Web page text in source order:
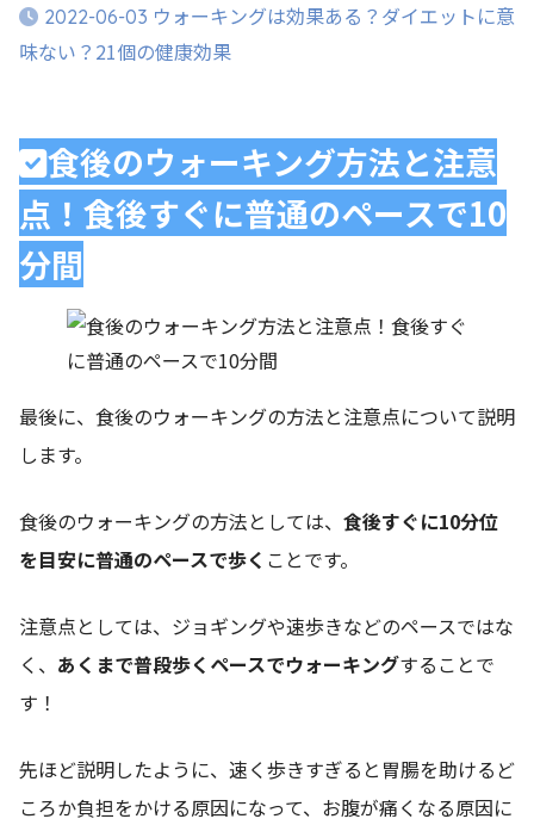
2022-06-03 ウォーキングは効果ある？ダイエットに意
味ない？21個の健康効果
食後のウォーキング方法と注意
点！食後すぐに普通のペースで10
分間
最後に、食後のウォーキングの方法と注意点について説明
します。
食後のウォーキングの方法としては、 食後すぐに10分位
を目安に普通のペースで歩く ことです。
注意点としては、ジョギングや速歩きなどのペースではな
く、 あくまで普段歩くペースでウォーキングすることで
す！
先ほど説明したように、速く歩きすぎると胃腸を助けるど
ころか負担をかける原因になって、お腹が痛くなる原因に